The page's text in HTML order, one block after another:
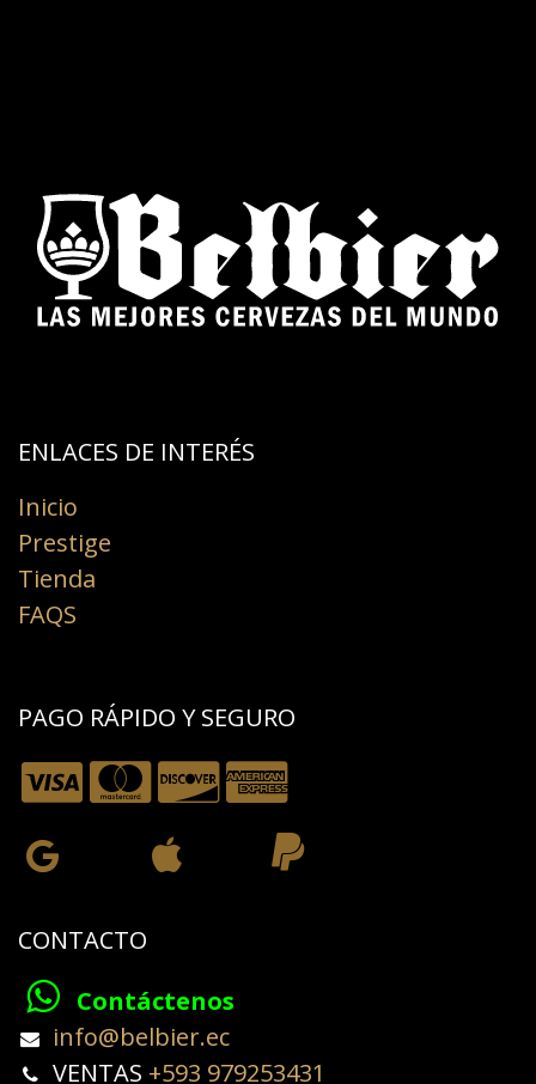
ENLACES DE INTERÉS​
Inicio
Prestige
Tienda
FAQS
PAGO RÁPIDO Y SEGURO
CONTACTO
Contáctenos
​info@belbier.ec​
​​​​​​VENTAS +593 979253431